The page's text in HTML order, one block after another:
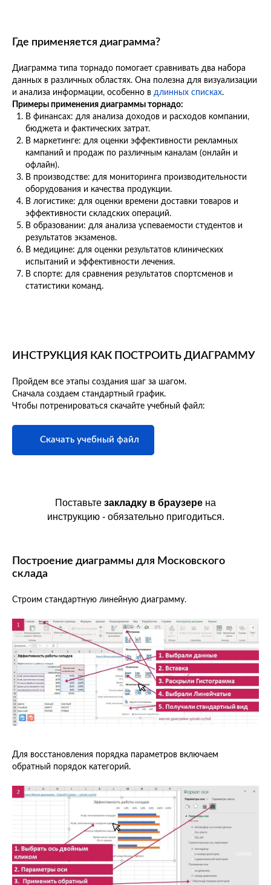
Где применяется диаграмма?
Диаграмма типа торнадо помогает сравнивать два набора
данных в различных областях. Она полезна для визуализации
и анализа информации, особенно в длинных списках.
Примеры применения диаграммы торнадо:
В финансах: для анализа доходов и расходов компании,
бюджета и фактических затрат.
В маркетинге: для оценки эффективности рекламных
кампаний и продаж по различным каналам (онлайн и
офлайн).
В производстве: для мониторинга производительности
оборудования и качества продукции.
В логистике: для оценки времени доставки товаров и
эффективности складских операций.
В образовании: для анализа успеваемости студентов и
результатов экзаменов.
В медицине: для оценки результатов клинических
испытаний и эффективности лечения.
В спорте: для сравнения результатов спортсменов и
статистики команд.
ИНСТРУКЦИЯ КАК ПОСТРОИТЬ ДИАГРАММУ
Пройдем все этапы создания шаг за шагом.
Сначала создаем стандартный график.
Чтобы потренироваться скачайте учебный файл:
Скачать учебный файл
Поставьте закладку в браузере на
инструкцию - обязательно пригодиться.
Построение диаграммы для Московского
склада
Строим стандартную линейную диаграмму.
Для восстановления порядка параметров включаем
обратный порядок категорий.